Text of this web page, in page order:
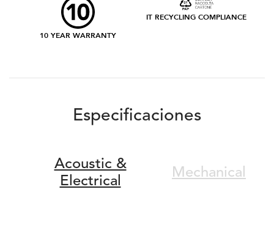
10 YEAR WARRANTY
IT RECYCLING COMPLIANCE
Especificaciones
Acoustic &
Electrical
Mechanical